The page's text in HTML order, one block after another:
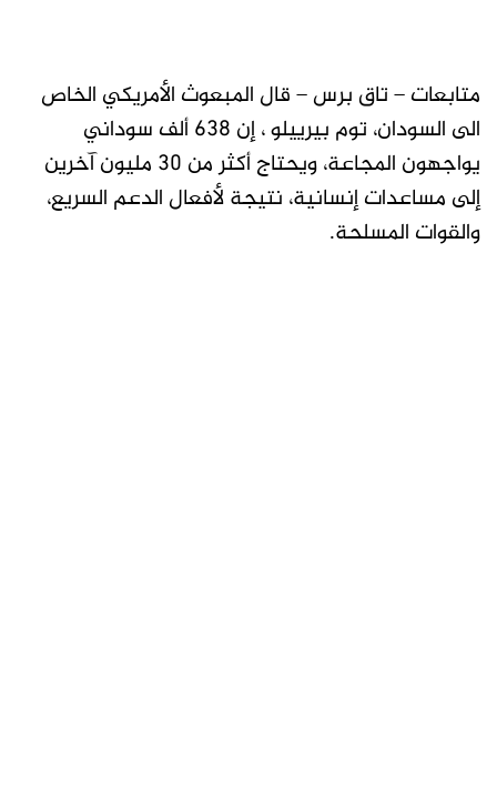
متابعات – تاق برس – قال المبعوث الأمريكي الخاص
الى السودان، توم بيرييلو ، إن 638 ألف سوداني
يواجهون المجاعة، ويحتاج أكثر من 30 مليون آخرين
إلى مساعدات إنسانية، نتيجة لأفعال الدعم السريع،
والقوات المسلحة.